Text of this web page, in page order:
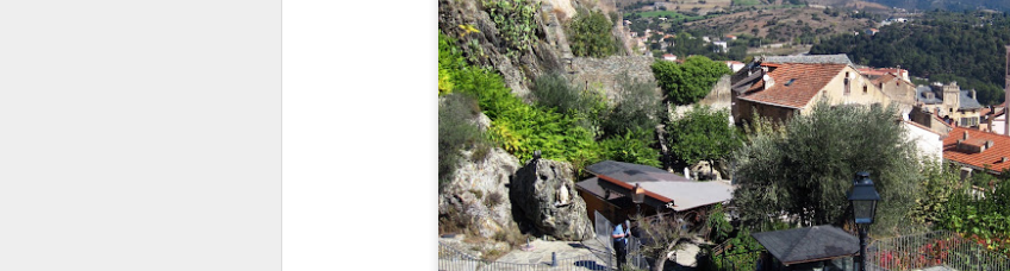
OCT
3
Wroclaw, uma cidade marcante na Silésia
Wrocław era para mim um enigma, antes de planejar a viagem à
Polônia eu não conhecia praticamente nada sobre a cidade. À
medida que ia lendo matérias, fiquei cada vez mais intrigado, a
começar pela quantidade de vezes que alternou países e
denominações. No final das contas saí de Wroclaw maravilhado com o
que vi, suas características a tornam ímpar na Europa. E olha que
ainda nos faltou tempo para conferir algumas de suas atrações
renomadas mais distantes, fora do centro.